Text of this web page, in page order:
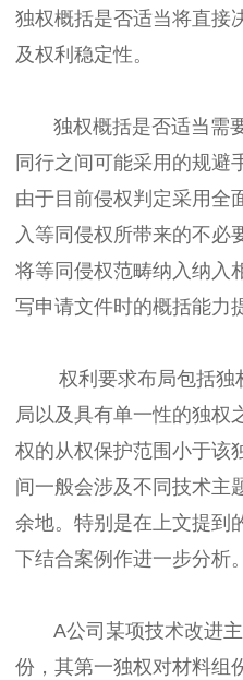
独权概括是否适当将直接
及权利稳定性。
独权概括是否适当需
同行之间可能采用的规避
由于目前侵权判定采用全
入等同侵权所带来的不必
将等同侵权范畴纳入纳入
写申请文件时的概括能力
权利要求布局包括独
局以及具有单一性的独权
权的从权保护范围小于该
间一般会涉及不同技术主
余地。特别是在上文提到
下结合案例作进一步分析。
A公司某项技术改进主
份，其第一独权对材料组